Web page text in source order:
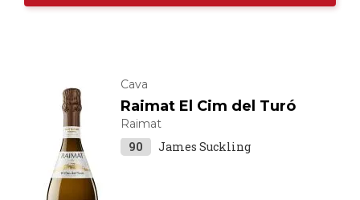
Cava
Raimat El Cim del Turó
Raimat
90 James Suckling